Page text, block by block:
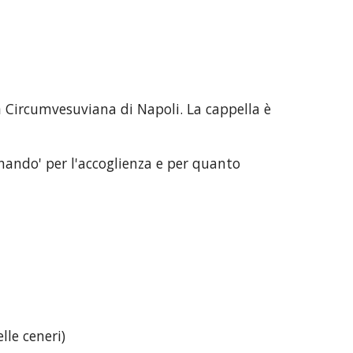
di Napoli. La cappella è
per l'accoglienza e per quanto
ceneri)